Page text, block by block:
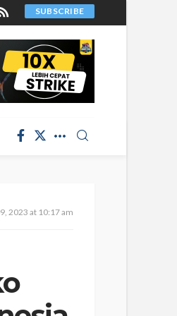
SUBSCRIBE
2023 at 10:17 am